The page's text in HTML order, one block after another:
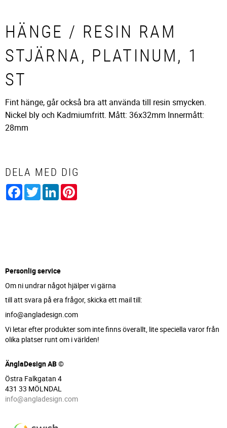
HÄNGE / RESIN RAM
STJÄRNA, PLATINUM, 1
ST
Fint hänge, går också bra att använda till resin smycken.
Nickel bly och Kadmiumfritt. Mått: 36x32mm Innermått:
28mm
DELA MED DIG
Facebook
TwitterLinkedIn
Personlig service
Om ni undrar något hjälper vi gärna
till att svara på era frågor, skicka ett mail till:
info@angladesign.com
Vi letar efter produkter som inte finns överallt, lite speciella varor från
olika platser runt om i världen!
ÄnglaDesign AB ©
Östra Falkgatan 4
431 33 MÖLNDAL
info@angladesign.com